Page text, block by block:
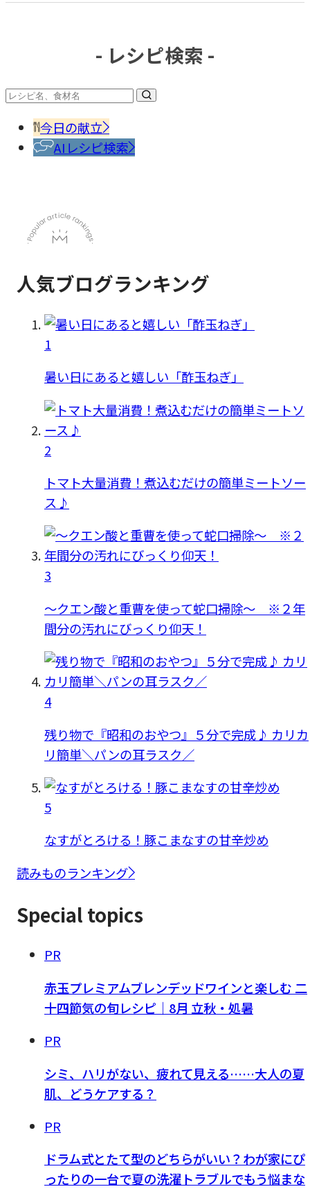
料・
香辛
料
- レシピ検索 -
今日の献立
AIレシピ検索
人気ブログランキング
1
暑い日にあると嬉しい「酢玉ねぎ」
2
トマト大量消費！煮込むだけの簡単ミートソー
ス♪
3
〜クエン酸と重曹を使って蛇口掃除〜 ※２年
間分の汚れにびっくり仰天！
4
残り物で『昭和のおやつ』５分で完成♪ カリカ
リ簡単＼パンの耳ラスク／
5
なすがとろける！豚こまなすの甘辛炒め
読みものランキング
Special topics
PR
赤玉プレミアムブレンデッドワインと楽しむ 二
十四節気の旬レシピ｜8月 立秋・処暑
PR
シミ、ハリがない、疲れて見える……大人の夏
肌、どうケアする？
PR
ドラム式とたて型のどちらがいい？わが家にぴ
ったりの一台で夏の洗濯トラブルでもう悩まな